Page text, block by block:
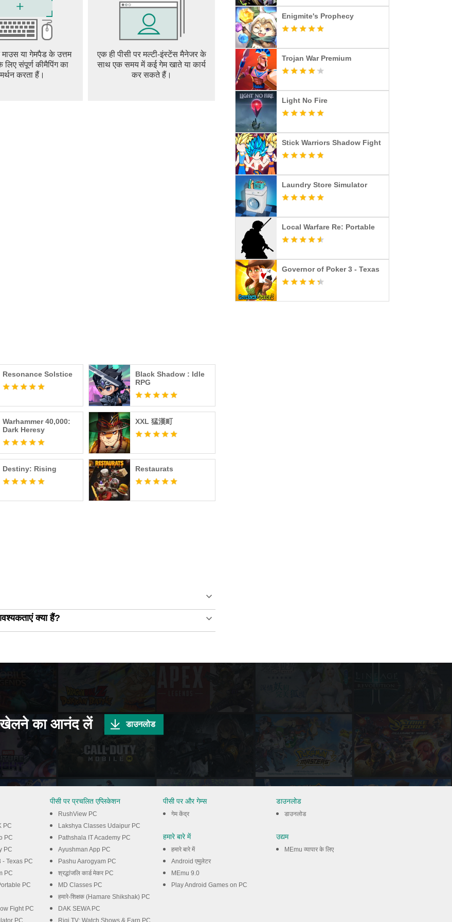
detailed sci-fi environments that blend industrial
design, combined with dynamic lighting and sound
The sound design is particularly notable, with audio
movements and environmental hazards. Multiplayer
supports cooperative play, allowing up to four players to
coordination are vital, as teams must synchronize their
during extractions. In summary, Marathon offers a
paced gunplay or strategic squad-based gameplay,
that keeps players coming back for more.
माउस या गेमपैड के उत्तम
लिए संपूर्ण कीमैपिंग का
करता हैं।
एक ही पीसी पर मल्टी-इंस्टेंस मैनेजर के
साथ एक समय में कई गेम खाते या कार्य
कर सकते हैं।
Resonance Solstice
Black Shadow : Idle
RPG
Warhammer 40,000:
Dark Heresy
XXL 猛漢町
Destiny: Rising Restaurats
क्या हैं?
Enigmite's Prophecy
Trojan War Premium
Light No Fire
Stick Warriors Shadow Fight
Laundry Store Simulator
Local Warfare Re: Portable
Governor of Poker 3 - Texas
खेलने का आनंद लें डाउनलोड
PC
PC
PC
- Texas PC
PC
PC
Fight PC
PC
पीसी पर प्रचलित एप्लिकेशन
RushView PC
Lakshya Classes Udaipur PC
Pathshala IT Academy PC
Ayushman App PC
Pashu Aarogyam PC
श्रद्धांजलि कार्ड मेकर PC
MD Classes PC
हमारे-शिक्षक (Hamare Shikshak) PC
DAK SEWA PC
Rigi TV: Watch Shows & Earn PC
पीसी पर और गेम्स
गेम केंद्र
हमारे बारे में
हमारे बारे में
Android एमुलेटर
MEmu 9.0
Play Android Games on PC
डाउनलोड
डाउनलोड
उद्यम
MEmu व्यापार के लिए